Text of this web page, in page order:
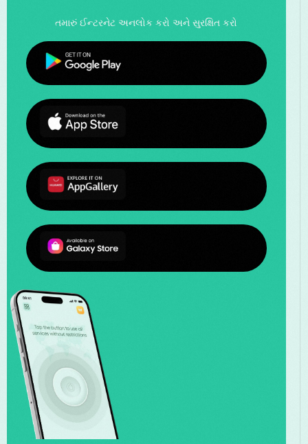
તમારું ઈન્ટરનેટ અનલોક કરો અને સુરક્ષિત કરો